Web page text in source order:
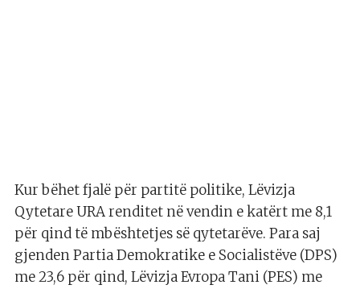
Kur bëhet fjalë për partitë politike, Lëvizja
Qytetare URA renditet në vendin e katërt me 8,1
për qind të mbështetjes së qytetarëve. Para saj
gjenden Partia Demokratike e Socialistëve (DPS)
me 23,6 për qind, Lëvizja Evropa Tani (PES) me